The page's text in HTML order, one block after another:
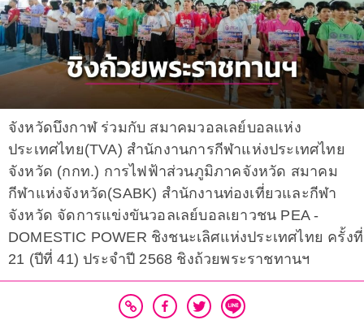
จังหวัดบึงกาฬ ร่วมกับ สมาคมวอลเลย์บอลแห่ง
ประเทศไทย(TVA) สำนักงานการกีฬาแห่งประเทศไทย
จังหวัด (กกท.) การไฟฟ้าส่วนภูมิภาคจังหวัด สมาคม
กีฬาแห่งจังหวัด(SABK) สำนักงานท่องเที่ยวและกีฬา
จังหวัด จัดการแข่งขันวอลเลย์บอลเยาวชน PEA -
DOMESTIC POWER ชิงชนะเลิศแห่งประเทศไทย ครั้งที่
21 (ปีที่ 41) ประจำปี 2568 ชิงถ้วยพระราชทานฯ